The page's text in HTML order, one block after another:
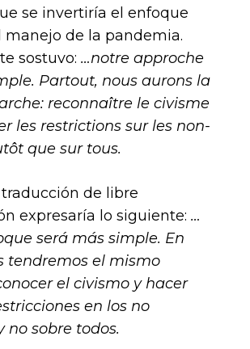
se invertiría el enfoque
manejo de la pandemia.
sostuvo: …notre approche
Partout, nous aurons la
reconnaître le civisme
les restrictions sur les non-
que sur tous.
de libre
expresaría lo siguiente: …
será más simple. En
tendremos el mismo
el civismo y hacer
en los no
no sobre todos.